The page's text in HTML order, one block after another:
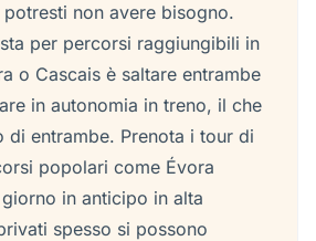
non avere bisogno.
per percorsi raggiungibili in
o Cascais è saltare entrambe
in autonomia in treno, il che
di entrambe. Prenota i tour di
popolari come Évora
in anticipo in alta
spesso si possono